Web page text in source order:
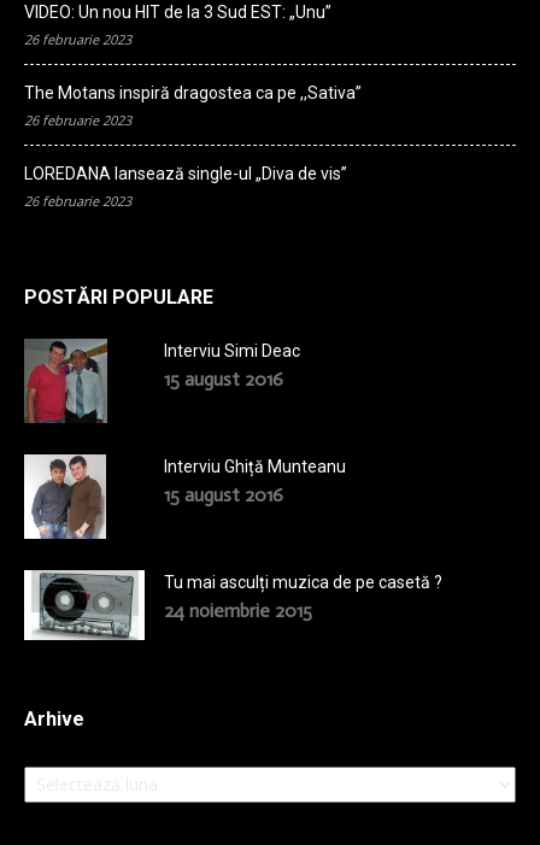
VIDEO: Un nou HIT de la 3 Sud EST: „Unu”
26 februarie 2023
The Motans inspiră dragostea ca pe ,,Sativa”
26 februarie 2023
LOREDANA lansează single-ul „Diva de vis”
26 februarie 2023
POSTĂRI POPULARE
Interviu Simi Deac
15 august 2016
Interviu Ghiță Munteanu
15 august 2016
Tu mai asculți muzica de pe casetă ?
24 noiembrie 2015
Arhive
Arhive